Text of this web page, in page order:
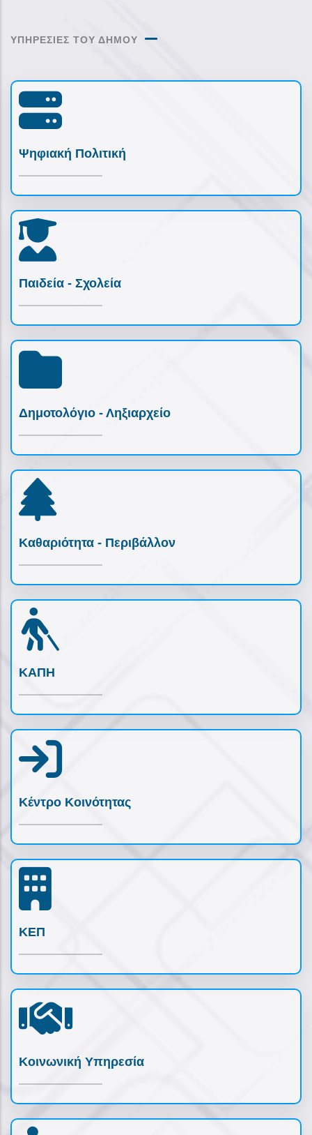
ΥΠΗΡΕΣΙΕΣ ΤΟΥ ΔΗΜΟΥ
Ψηφιακή Πολιτική
Παιδεία - Σχολεία
Δημοτολόγιο - Ληξιαρχείο
Καθαριότητα - Περιβάλλον
ΚΑΠΗ
Κέντρο Κοινότητας
ΚΕΠ
Κοινωνική Υπηρεσία